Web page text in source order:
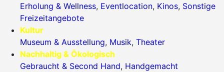
Erholung & Wellness, Eventlocation, Kinos, Sonstige
Freizeitangebote
Kultur
Museum & Ausstellung, Musik, Theater
Nachhaltig & Ökologisch
Gebraucht & Second Hand, Handgemacht